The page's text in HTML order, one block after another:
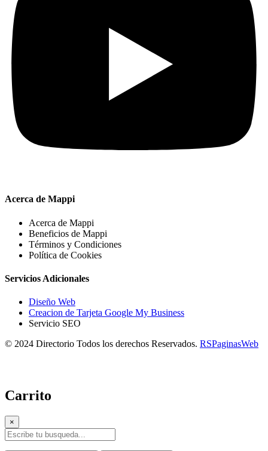
Acerca de Mappi
Acerca de Mappi
Beneficios de Mappi
Términos y Condiciones
Política de Cookies
Servicios Adicionales
Diseño Web
Creacion de Tarjeta Google My Business
Servicio SEO
© 2024 Directorio Todos los derechos Reservados. RSPaginasWeb
Carrito
×